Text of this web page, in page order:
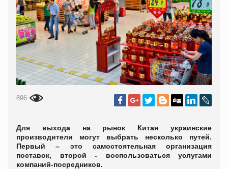
896
Для выхода на рынок Китая украинские
производители могут выбрать несколько путей.
Первый – это самостоятельная организация
поставок, второй - воспользоваться услугами
компаний-посредников.